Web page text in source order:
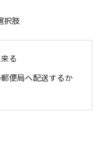
択肢
る
便局へ配送するか